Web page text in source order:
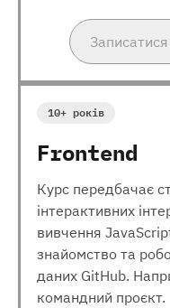
10+ років
Frontend
Курс передбачає
інтерактивних
вивчення
знайомство та
даних GitHub.
командний проєкт.